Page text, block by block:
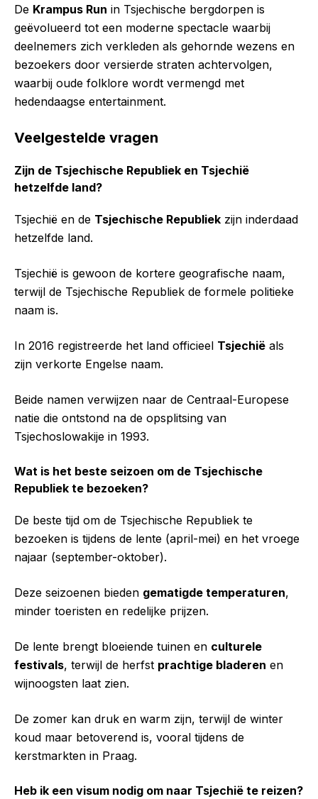
De Krampus Run in Tsjechische bergdorpen is
geëvolueerd tot een moderne spectacle waarbij
deelnemers zich verkleden als gehornde wezens en
bezoekers door versierde straten achtervolgen,
waarbij oude folklore wordt vermengd met
hedendaagse entertainment.
Veelgestelde vragen
Zijn de Tsjechische Republiek en Tsjechië
hetzelfde land?
Tsjechië en de Tsjechische Republiek zijn inderdaad
hetzelfde land.
Tsjechië is gewoon de kortere geografische naam,
terwijl de Tsjechische Republiek de formele politieke
naam is.
In 2016 registreerde het land officieel Tsjechië als
zijn verkorte Engelse naam.
Beide namen verwijzen naar de Centraal-Europese
natie die ontstond na de opsplitsing van
Tsjechoslowakije in 1993.
Wat is het beste seizoen om de Tsjechische
Republiek te bezoeken?
De beste tijd om de Tsjechische Republiek te
bezoeken is tijdens de lente (april-mei) en het vroege
najaar (september-oktober).
Deze seizoenen bieden gematigde temperaturen,
minder toeristen en redelijke prijzen.
De lente brengt bloeiende tuinen en culturele
festivals, terwijl de herfst prachtige bladeren en
wijnoogsten laat zien.
De zomer kan druk en warm zijn, terwijl de winter
koud maar betoverend is, vooral tijdens de
kerstmarkten in Praag.
Heb ik een visum nodig om naar Tsjechië te reizen?